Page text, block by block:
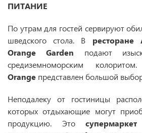
ПИТАНИЕ
По утрам для гостей сервируют
шведского стола. В ресторане
Orange Garden подают
средиземноморским
Orange представлен большой
Неподалеку от гостиницы
которых отдыхающие могут
продукцию. Это